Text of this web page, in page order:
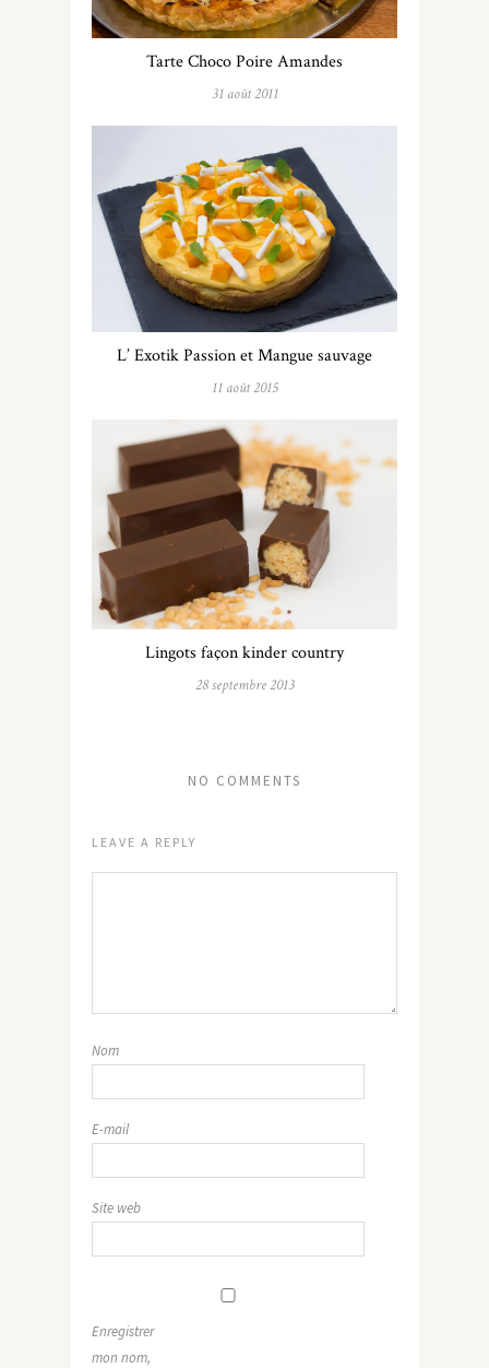
Tarte Choco Poire Amandes
31 août 2011
L’ Exotik Passion et Mangue sauvage
11 août 2015
Lingots façon kinder country
28 septembre 2013
NO COMMENTS
LEAVE A REPLY
Nom
E-mail
Site web
Enregistrer
mon nom,